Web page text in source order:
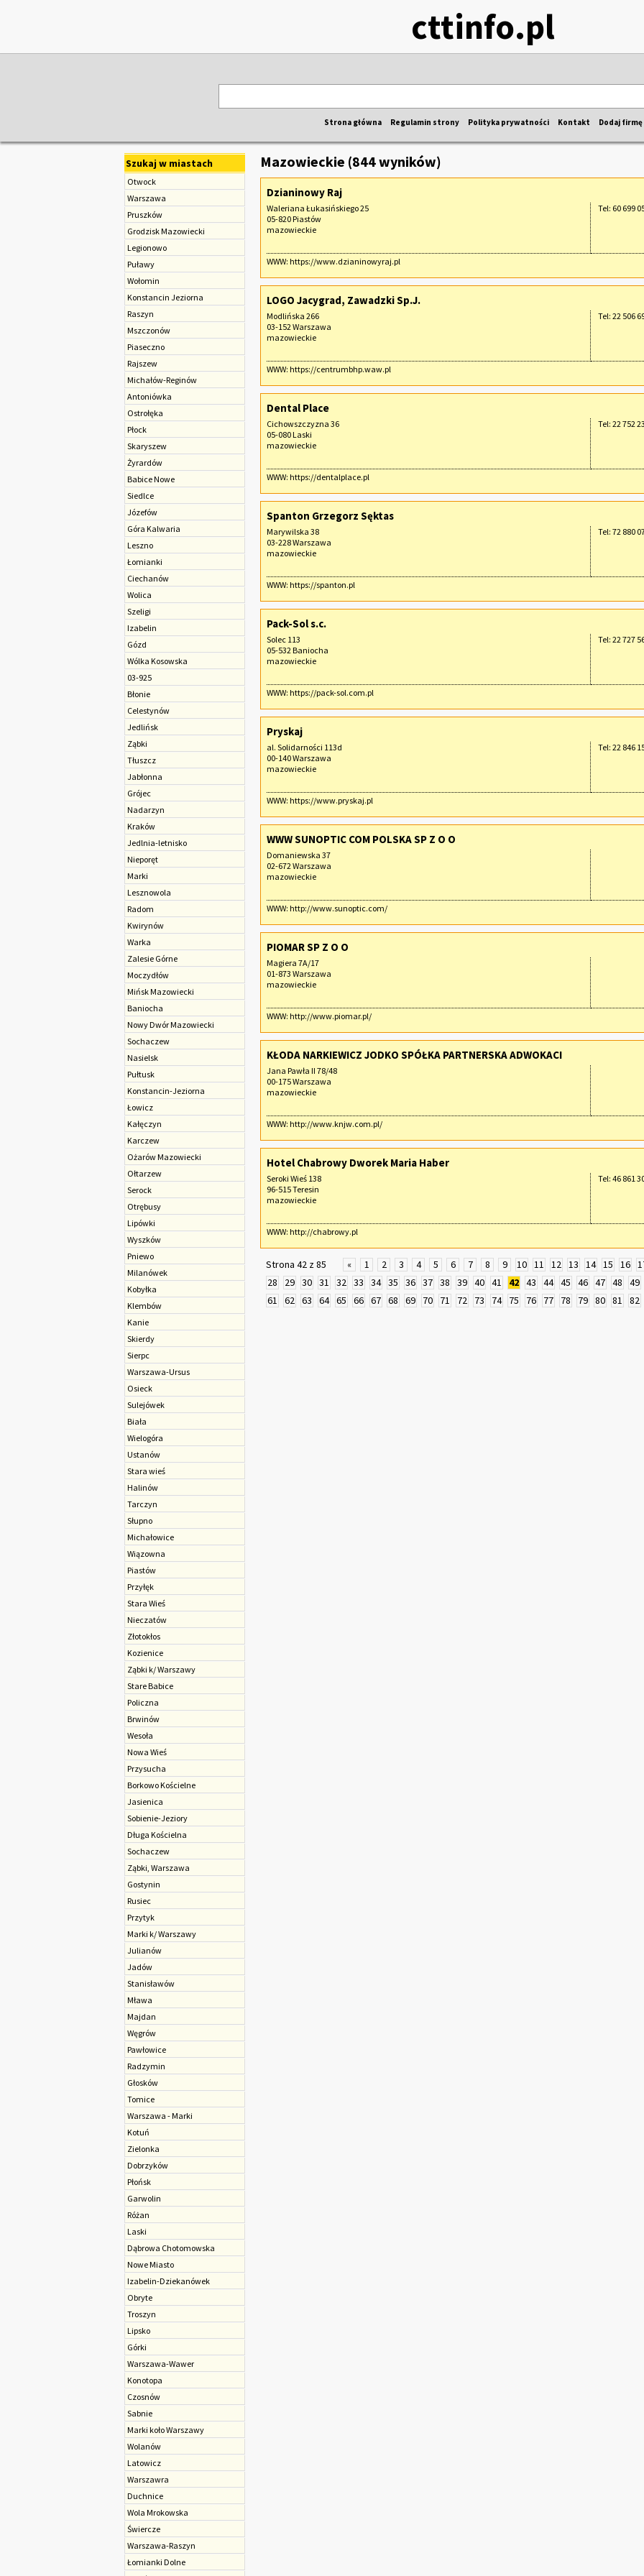
cttinfo.pl
Strona główna Regulamin strony Polityka prywatności Kontakt Dodaj firmę
Szukaj w miastach
Otwock
Warszawa
Pruszków
Grodzisk Mazowiecki
Legionowo
Puławy
Wołomin
Konstancin Jeziorna
Raszyn
Mszczonów
Piaseczno
Rajszew
Michałów-Reginów
Antoniówka
Ostrołęka
Płock
Skaryszew
Żyrardów
Babice Nowe
Siedlce
Józefów
Góra Kalwaria
Leszno
Łomianki
Ciechanów
Wolica
Szeligi
Izabelin
Gózd
Wólka Kosowska
03-925
Błonie
Celestynów
Jedlińsk
Ząbki
Tłuszcz
Jabłonna
Grójec
Nadarzyn
Kraków
Jedlnia-letnisko
Nieporęt
Marki
Lesznowola
Radom
Kwirynów
Warka
Zalesie Górne
Moczydłów
Mińsk Mazowiecki
Baniocha
Nowy Dwór Mazowiecki
Sochaczew‎
Nasielsk
Pułtusk
Konstancin-Jeziorna
Łowicz
Kałęczyn
Karczew
Ożarów Mazowiecki
Ołtarzew
Serock
Otrębusy
Lipówki
Wyszków
Pniewo
Milanówek
Kobyłka
Klembów
Kanie
Skierdy
Sierpc
Warszawa-Ursus
Osieck
Sulejówek
Biała
Wielogóra
Ustanów
Stara wieś
Halinów
Tarczyn
Słupno
Michałowice
Wiązowna
Piastów
Przyłęk
Stara Wieś
Nieczatów
Złotokłos
Kozienice
Ząbki k/ Warszawy
Stare Babice
Policzna
Brwinów
Wesoła
Nowa Wieś
Przysucha
Borkowo Kościelne
Jasienica
Sobienie-Jeziory
Długa Kościelna
Sochaczew
Ząbki, Warszawa
Gostynin
Rusiec
Przytyk
Marki k/ Warszawy
Julianów
Jadów
Stanisławów
Mława
Majdan
Węgrów
Pawłowice
Radzymin
Głosków
Tomice
Warszawa - Marki
Kotuń
Zielonka
Dobrzyków
Płońsk
Garwolin
Różan
Laski
Dąbrowa Chotomowska
Nowe Miasto
Izabelin-Dziekanówek
Obryte
Troszyn
Lipsko
Górki
Warszawa-Wawer
Konotopa
Czosnów
Sabnie
Marki koło Warszawy
Wolanów
Latowicz
Warszawra
Duchnice
Wola Mrokowska
Świercze
Warszawa-Raszyn
Łomianki Dolne
Mazowieckie (844 wyników)
Dzianinowy Raj
Waleriana Łukasińskiego 25
05-820 Piastów
mazowieckie
Tel: 60 699
WWW: https://www.dzianinowyraj.pl
LOGO Jacygrad, Zawadzki Sp.J.
Modlińska 266
03-152 Warszawa
mazowieckie
Tel: 22 506
WWW: https://centrumbhp.waw.pl
Dental Place
Cichowszczyzna 36
05-080 Laski
mazowieckie
Tel: 22 752
WWW: https://dentalplace.pl
Spanton Grzegorz Sęktas
Marywilska 38
03-228 Warszawa
mazowieckie
Tel: 72 880
WWW: https://spanton.pl
Pack-Sol s.c.
Solec 113
05-532 Baniocha
mazowieckie
Tel: 22 727
WWW: https://pack-sol.com.pl
Pryskaj
al. Solidarności 113d
00-140 Warszawa
mazowieckie
Tel: 22 846
WWW: https://www.pryskaj.pl
WWW SUNOPTIC COM POLSKA SP Z O O
Domaniewska 37
02-672 Warszawa
mazowieckie
WWW: http://www.sunoptic.com/
PIOMAR SP Z O O
Magiera 7A/17
01-873 Warszawa
mazowieckie
WWW: http://www.piomar.pl/
KŁODA NARKIEWICZ JODKO SPÓŁKA PARTNERSKA ADWOKACI
Jana Pawła II 78/48
00-175 Warszawa
mazowieckie
WWW: http://www.knjw.com.pl/
Hotel Chabrowy Dworek Maria Haber
Seroki Wieś 138
96-515 Teresin
mazowieckie
Tel: 46 861
WWW: http://chabrowy.pl
Strona 42 z 85 « 1 2 3 4 5 6 7 8 9 10 11 12 13 14 15 16
28
29 30 31 32 33 34 35 36 37 38 39 40 41 42 43 44 45 46 47 48
49
61
62 63 64 65 66 67 68 69 70 71 72 73 74 75 76 77 78 79 80 81 82